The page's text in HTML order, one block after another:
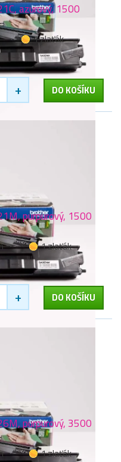
azurový, 1500
1 zlaťák
+ DO KOŠÍKU
purpurový, 1500
1 zlaťák
+ DO KOŠÍKU
purpurový, 3500
1 zlaťák